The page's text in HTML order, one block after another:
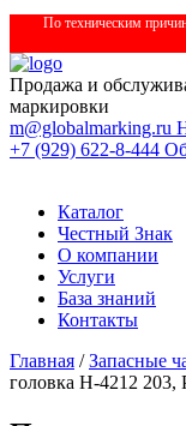
По техническим
Продажа и
маркировки
m@globalmarking.ru
+7 (929) 622-8-444
Каталог
Честный Знак
О компании
Услуги
База знаний
Контакты
Главная /Запасные
головка H-4212